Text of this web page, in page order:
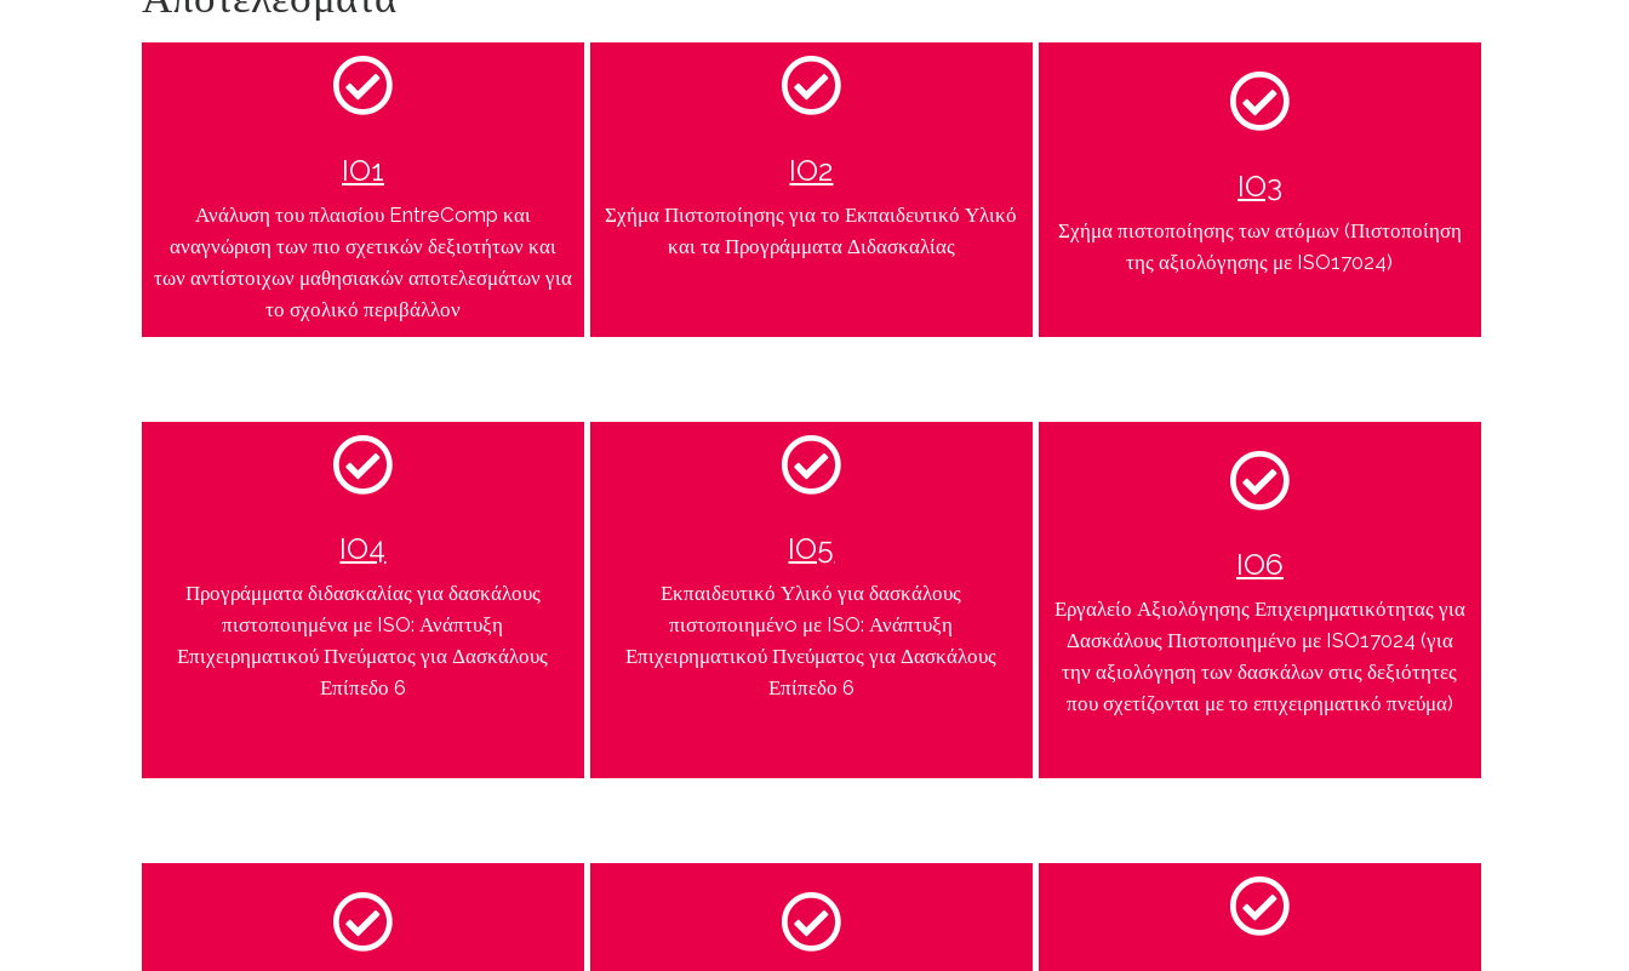
IO1
Ανάλυση του πλαισίου EntreComp και
αναγνώριση των πιο σχετικών δεξιοτήτων και
των αντίστοιχων μαθησιακών αποτελεσμάτων για
το σχολικό περιβάλλον
IO2
Σχήμα Πιστοποίησης για το Εκπαιδευτικό Υλικό
και τα Προγράμματα Διδασκαλίας
IO3
Σχήμα πιστοποίησης των ατόμων (Πιστοποίηση
της αξιολόγησης με ISO17024)
IO4
Προγράμματα διδασκαλίας για δασκάλους
πιστοποιημένα με ISO: Ανάπτυξη
Επιχειρηματικού Πνεύματος για Δασκάλους
Επίπεδο 6
IO5
Εκπαιδευτικό Υλικό για δασκάλους
πιστοποιημένo με ISO: Ανάπτυξη
Επιχειρηματικού Πνεύματος για Δασκάλους
Επίπεδο 6
IO6
Εργαλείο Αξιολόγησης Επιχειρηματικότητας για
Δασκάλους Πιστοποιημένο με ISO17024 (για
την αξιολόγηση των δασκάλων στις δεξιότητες
που σχετίζονται με το επιχειρηματικό πνεύμα)